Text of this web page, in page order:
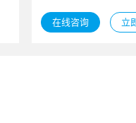
在线咨询 立